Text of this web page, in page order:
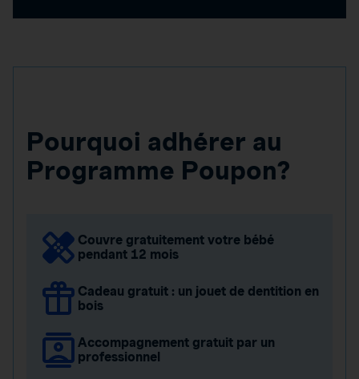
Pourquoi adhérer au
Programme Poupon?
Couvre gratuitement votre bébé
pendant 12 mois
Cadeau gratuit : un jouet de dentition en
bois
Accompagnement gratuit par un
professionnel